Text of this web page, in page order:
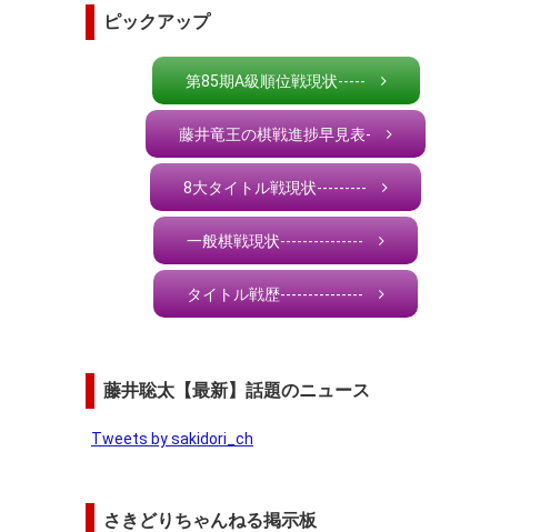
ピックアップ
第85期A級順位戦現状-----
藤井竜王の棋戦進捗早見表-
8大タイトル戦現状---------
一般棋戦現状---------------
タイトル戦歴---------------
藤井聡太【最新】話題のニュース
Tweets by sakidori_ch
さきどりちゃんねる掲示板